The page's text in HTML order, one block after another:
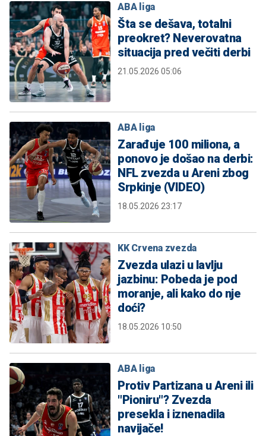
ABA liga
Šta se dešava, totalni
preokret? Neverovatna
situacija pred večiti derbi
21.05.2026 05:06
ABA liga
Zarađuje 100 miliona, a
ponovo je došao na derbi:
NFL zvezda u Areni zbog
Srpkinje (VIDEO)
18.05.2026 23:17
KK Crvena zvezda
Zvezda ulazi u lavlju
jazbinu: Pobeda je pod
moranje, ali kako do nje
doći?
18.05.2026 10:50
ABA liga
Protiv Partizana u Areni ili
"Pioniru"? Zvezda
presekla i iznenadila
navijače!